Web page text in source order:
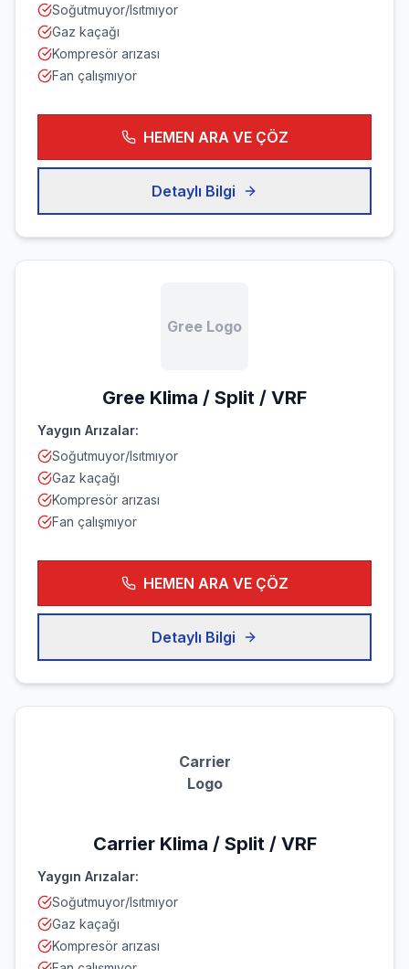
Soğutmuyor/Isıtmıyor
Gaz kaçağı
Kompresör arızası
Fan çalışmıyor
HEMEN ARA VE ÇÖZ
Detaylı Bilgi
Gree Logo
Gree Klima / Split / VRF
Yaygın Arızalar:
Soğutmuyor/Isıtmıyor
Gaz kaçağı
Kompresör arızası
Fan çalışmıyor
HEMEN ARA VE ÇÖZ
Detaylı Bilgi
Carrier
Logo
Carrier Klima / Split / VRF
Yaygın Arızalar:
Soğutmuyor/Isıtmıyor
Gaz kaçağı
Kompresör arızası